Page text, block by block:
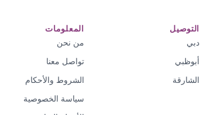
التوصيل
دبي
أبوظبي
الشارقة
المعلومات
من نحن
تواصل معنا
الشروط والأحكام
سياسة الخصوصية